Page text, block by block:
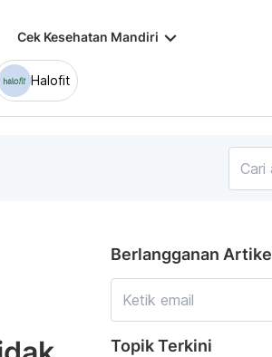
Cek Kesehatan Mandiri keyboard_arrow_down
Halofit
Berlangganan
Topik Terkini